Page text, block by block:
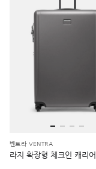
벤트라 VENTRA
라지 확장형 체크인 캐리어